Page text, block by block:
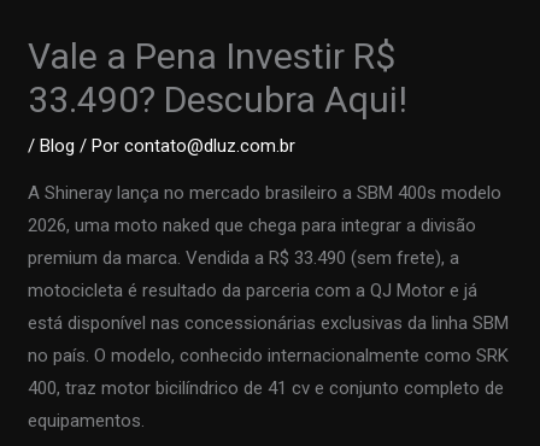
Vale a Pena Investir R$
33.490? Descubra Aqui!
/Blog / Porcontato@dluz.com.br
A Shineray lança no mercado brasileiro a SBM 400s modelo
2026, uma moto naked que chega para integrar a divisão
premium da marca. Vendida a R$ 33.490 (sem frete), a
motocicleta é resultado da parceria com a QJ Motor e já
está disponível nas concessionárias exclusivas da linha SBM
no país. O modelo, conhecido internacionalmente como SRK
400, traz motor bicilíndrico de 41 cv e conjunto completo de
equipamentos.